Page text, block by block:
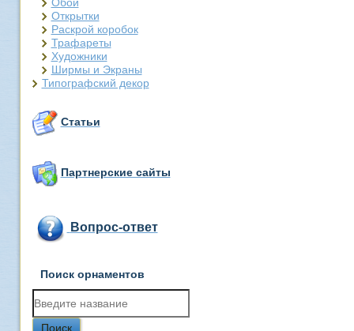
Открытки
Раскрой коробок
Трафареты
Художники
Ширмы и Экраны
Типографский декор
Статьи
Партнерские сайты
Вопрос-ответ
Поиск орнаментов